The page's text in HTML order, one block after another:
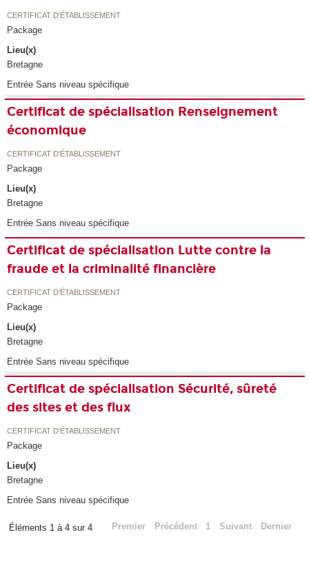
CERTIFICAT D'ÉTABLISSEMENT
Package
Lieu(x)
Bretagne
Entrée Sans niveau spécifique
Certificat de spécialisation Renseignement
économique
CERTIFICAT D'ÉTABLISSEMENT
Package
Lieu(x)
Bretagne
Entrée Sans niveau spécifique
Certificat de spécialisation Lutte contre la
fraude et la criminalité financière
CERTIFICAT D'ÉTABLISSEMENT
Package
Lieu(x)
Bretagne
Entrée Sans niveau spécifique
Certificat de spécialisation Sécurité, sûreté
des sites et des flux
CERTIFICAT D'ÉTABLISSEMENT
Package
Lieu(x)
Bretagne
Entrée Sans niveau spécifique
Éléments 1 à 4 sur 4 Premier Précédent 1 Suivant Dernier